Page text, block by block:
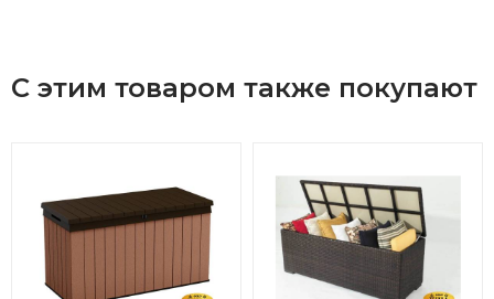
С этим товаром также покупают